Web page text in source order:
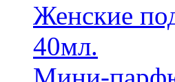
Женские
40мл.